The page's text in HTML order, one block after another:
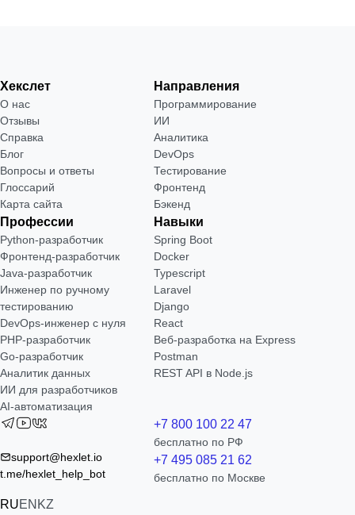
Хекслет
О нас
Отзывы
Справка
Блог
Вопросы и ответы
Глоссарий
Карта сайта
Направления
Программирование
ИИ
Аналитика
DevOps
Тестирование
Фронтенд
Бэкенд
Профессии
Python-разработчик
Фронтенд-разработчик
Java-разработчик
Инженер по ручному
тестированию
DevOps-инженер с нуля
РНР-разработчик
Go-разработчик
Аналитик данных
ИИ для разработчиков
AI-автоматизация
Навыки
Spring Boot
Docker
Typescript
Laravel
Django
React
Веб-разработка на Express
Postman
REST API в Node.js
support@hexlet.io
t.me/hexlet_help_bot
RUEN KZ
+7 800 100 22 47
бесплатно по РФ
+7 495 085 21 62
бесплатно по Москве